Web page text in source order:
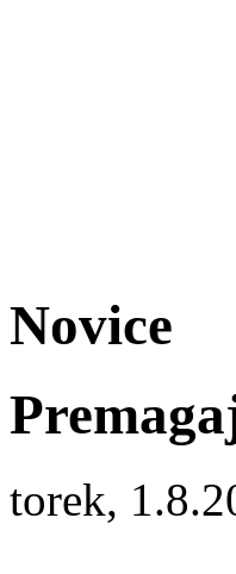
Novice
torek,